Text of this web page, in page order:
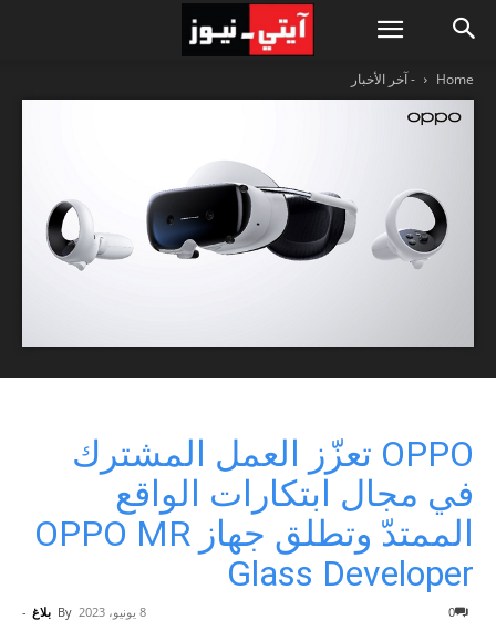
Home - آخر الأخبار
OPPO تعزّز العمل المشترك
في مجال ابتكارات الواقع
الممتدّ وتطلق جهاز OPPO MR
Glass Developer
By بلاغ - 8 يونيو، 2023 0